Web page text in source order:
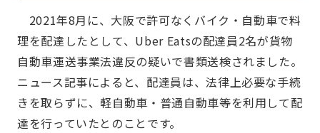
2021年8月に、大阪で許可なくバイク・自動車で料
理を配達したとして、Uber Eatsの配達員2名が貨物
自動車運送事業法違反の疑いで書類送検されました。
ニュース記事によると、配達員は、法律上必要な手続
きを取らずに、軽自動車・普通自動車等を利用して配
達を行っていたとのことです。